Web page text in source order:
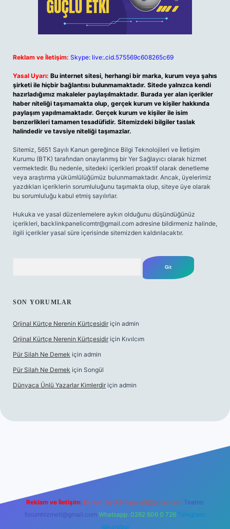
Reklam ve İletişim: Skype: live:.cid.575569c608265c69
Yasal Uyarı: Bu internet sitesi, herhangi bir marka, kurum veya şahıs
şirketi ile hiçbir bağlantısı bulunmamaktadır. Sitede yalnızca kendi
hazırladığımız makaleler paylaşılmaktadır. Burada yer alan içerikler
haber niteliği taşımamakta olup, gerçek kurum ve kişiler hakkında
paylaşım yapılmamaktadır. Gerçek kurum ve kişiler ile isim
benzerlikleri tamamen tesadüfidir. Sitemizdeki bilgiler taslak
halindedir ve tavsiye niteliği taşımazlar.
Sitemiz, 5651 Sayılı Kanun gereğince Bilgi Teknolojileri ve İletişim
Kurumu (BTK) tarafından onaylanmış bir Yer Sağlayıcı olarak hizmet
vermektedir. Bu nedenle, sitedeki içerikleri proaktif olarak denetleme
veya araştırma yükümlülüğümüz bulunmamaktadır. Ancak, üyelerimiz
yazdıkları içeriklerin sorumluluğunu taşımakta olup, siteye üye olarak
bu sorumluluğu kabul etmiş sayılırlar.
Hukuka ve yasal düzenlemelere aykırı olduğunu düşündüğünüz
içerikleri, backlinkpanelicomtr@gmail.com adresine bildirmeniz halinde,
ilgili içerikler yasal süre içerisinde sitemizden kaldırılacaktır.
SON YORUMLAR
Orjinal Kürtçe Nerenin Kürtçesidir için admin
Orjinal Kürtçe Nerenin Kürtçesidir için Kıvılcım
Pür Silah Ne Demek için admin
Pür Silah Ne Demek için Songül
Dünyaca Ünlü Yazarlar Kimlerdir için admin
Reklam ve İletişim: E-mail: backlinkpaneli@gmail.com Teams:
forumhizmeti@gmail.com Whatsapp: 0262 606 0 726 Telegram:
@karabul